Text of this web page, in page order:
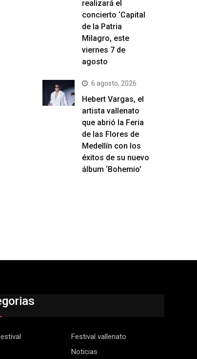
realizará el
concierto ‘Capital
de la Patria
Milagro, este
viernes 7 de
agosto
6 agosto, 2026
Hebert Vargas, el
artista vallenato
que abrió la Feria
de las Flores de
Medellín con los
éxitos de su nuevo
álbum ‘Bohemio’
Festival vallenato
Noticias